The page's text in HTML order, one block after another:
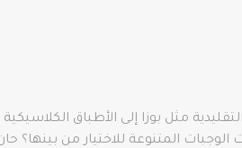
مثل بوزا إلى الأطباق
المتنوعة للاختيار من بينها؟